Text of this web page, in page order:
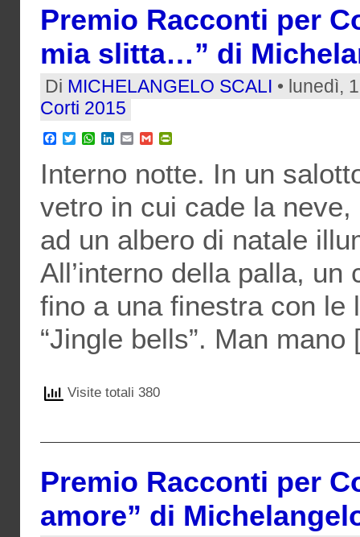
Premio Racconti per
mia slitta…” di
Di MICHELANGELO SCALI • lunedì,
Corti 2015
Facebook
TwitterWhatsApp
LinkedIn
EmailGmail
Interno notte. In un
vetro in cui cade la
ad un albero di natale
All’interno della palla,
fino a una finestra con le
“Jingle bells”. Man
Visite totali 380
Premio Racconti per
amore” di